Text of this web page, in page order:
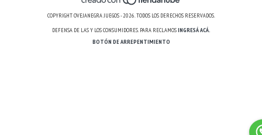
COPYRIGHT OVEJANEGRA JUEGOS - 2026. TODOS LOS DERECHOS RESERVADOS.
DEFENSA DE LAS Y LOS CONSUMIDORES. PARA RECLAMOSINGRESÁ ACÁ.
BOTÓN DE ARREPENTIMIENTO